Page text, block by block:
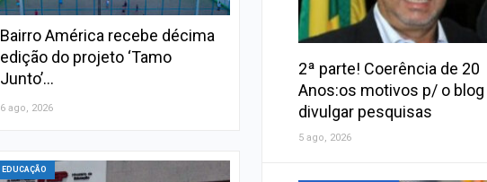
Bairro América recebe décima
edição do projeto ‘Tamo
Junto’…
6 ago, 2026
EDUCAÇÃO
2ª parte! Coerência de 20
Anos:os motivos p/ o blog
divulgar pesquisas
5 ago, 2026